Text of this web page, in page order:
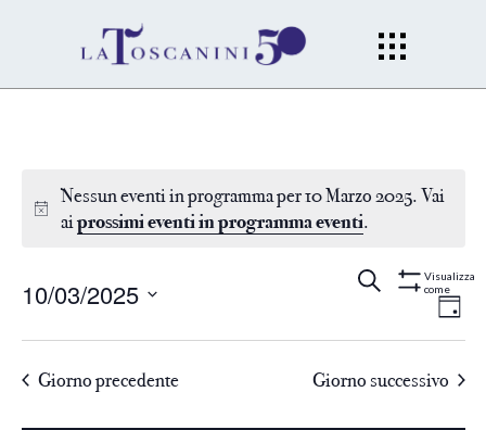
Nessun eventi in programma per 10 Marzo 2025. Vai
aiprossimi eventi in programma eventi.
Eventi
e
Cerca
Mostra
Visualizza
come
10/03/2025
data.Giorno precedente Giorno successivo